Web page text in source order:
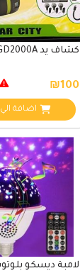
كشاف يد GD2000A
₪100
اضافة
لامبة ديسكو